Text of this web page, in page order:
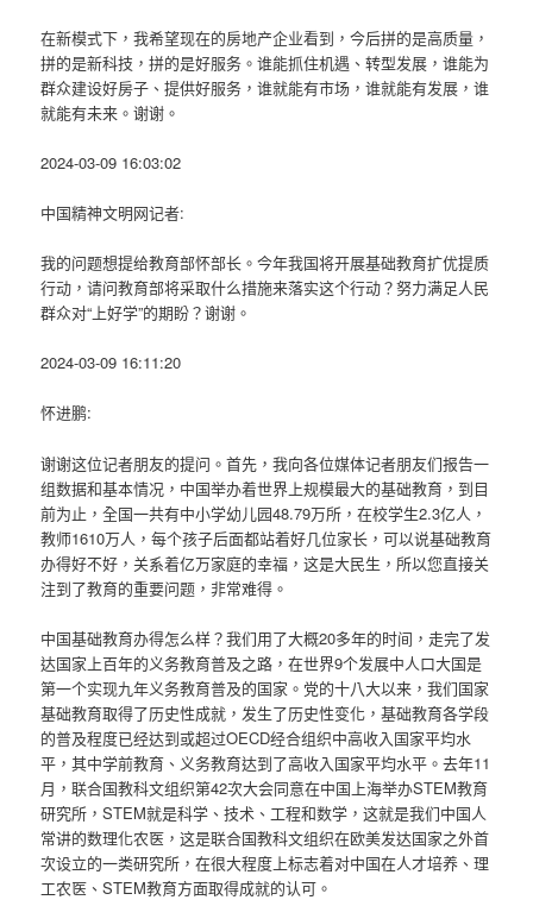
在新模式下，我希望现在的房地产企业看到，今后拼的是高质量，
拼的是新科技，拼的是好服务。谁能抓住机遇、转型发展，谁能为
群众建设好房子、提供好服务，谁就能有市场，谁就能有发展，谁
就能有未来。谢谢。
2024-03-09 16:03:02
中国精神文明网记者:
我的问题想提给教育部怀部长。今年我国将开展基础教育扩优提质
行动，请问教育部将采取什么措施来落实这个行动？努力满足人民
群众对“上好学”的期盼？谢谢。
2024-03-09 16:11:20
怀进鹏:
谢谢这位记者朋友的提问。首先，我向各位媒体记者朋友们报告一
组数据和基本情况，中国举办着世界上规模最大的基础教育，到目
前为止，全国一共有中小学幼儿园48.79万所，在校学生2.3亿人，
教师1610万人，每个孩子后面都站着好几位家长，可以说基础教育
办得好不好，关系着亿万家庭的幸福，这是大民生，所以您直接关
注到了教育的重要问题，非常难得。
中国基础教育办得怎么样？我们用了大概20多年的时间，走完了发
达国家上百年的义务教育普及之路，在世界9个发展中人口大国是
第一个实现九年义务教育普及的国家。党的十八大以来，我们国家
基础教育取得了历史性成就，发生了历史性变化，基础教育各学段
的普及程度已经达到或超过OECD经合组织中高收入国家平均水
平，其中学前教育、义务教育达到了高收入国家平均水平。去年11
月，联合国教科文组织第42次大会同意在中国上海举办STEM教育
研究所，STEM就是科学、技术、工程和数学，这就是我们中国人
常讲的数理化农医，这是联合国教科文组织在欧美发达国家之外首
次设立的一类研究所，在很大程度上标志着对中国在人才培养、理
工农医、STEM教育方面取得成就的认可。